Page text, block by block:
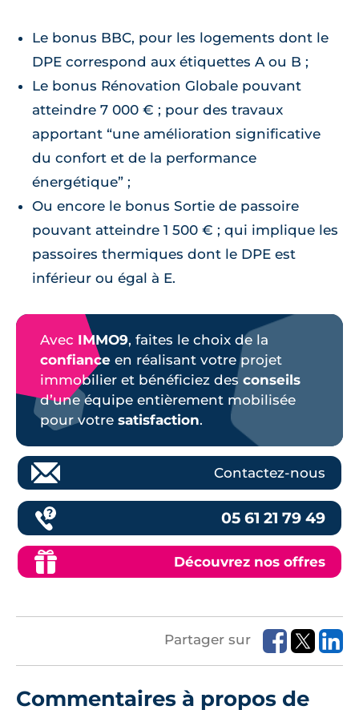
Le bonus BBC, pour les logements dont le
DPE correspond aux étiquettes A ou B ;
Le bonus Rénovation Globale pouvant
atteindre 7 000 € ; pour des travaux
apportant “une amélioration significative
du confort et de la performance
énergétique” ;
Ou encore le bonus Sortie de passoire
pouvant atteindre 1 500 € ; qui implique les
passoires thermiques dont le DPE est
inférieur ou égal à E.
Avec IMMO9, faites le choix de la
confiance en réalisant votre projet
immobilier et bénéficiez des conseils
d’une équipe entièrement mobilisée
pour votre satisfaction.
Contactez-nous
05 61 21 79 49
Découvrez nos offres
Partager sur
Commentaires à propos de